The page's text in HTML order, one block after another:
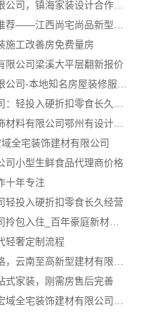
宁波雅美和居建材科技有限公司，镇海家装设计合作联系
施工改善房免费量房
限公司梁溪大平层翻新报价
湖北百年米莱空间美学装饰材料有限公司鄂州有设计感装修公司实景案例
全宅装饰建材有限公司
司小型生鲜食品代理商价格
十年专注
轻投入硬折扣零食长久经营
苏州本地靠谱家装设计公司拎包入住_百年豪庭新材料有限公司
轻奢定制流程
式家装，刚需房售后完善